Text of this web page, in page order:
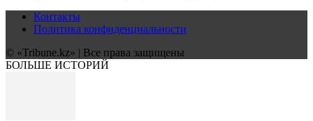
Контакты
Политика конфиденциальности
© «Tribune.kz» | Все права защищены
БОЛЬШЕ ИСТОРИЙ